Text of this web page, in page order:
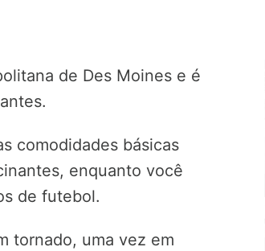
de Des Moines e é
comodidades básicas
enquanto você
de futebol.
tornado, uma vez em